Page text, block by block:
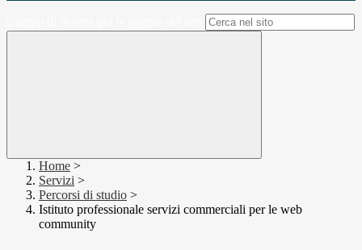
Home >
Servizi >
Percorsi di studio >
Istituto professionale servizi commerciali per le web
community